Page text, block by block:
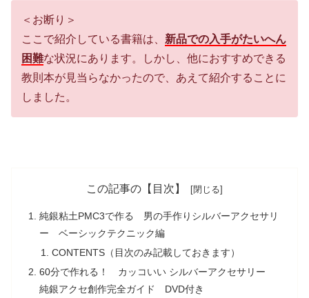
＜お断り＞
ここで紹介している書籍は、 新品での入手がたいへん
困難な状況にあります。しかし、他におすすめできる
教則本が見当らなかったので、あえて紹介することに
しました。
この記事の【目次】
純銀粘土PMC3で作る 男の手作りシルバーアクセサリ
ー ベーシックテクニック編
CONTENTS（目次のみ記載しておきます）
60分で作れる！ カッコいい シルバーアクセサリー
純銀アクセ創作完全ガイド DVD付き